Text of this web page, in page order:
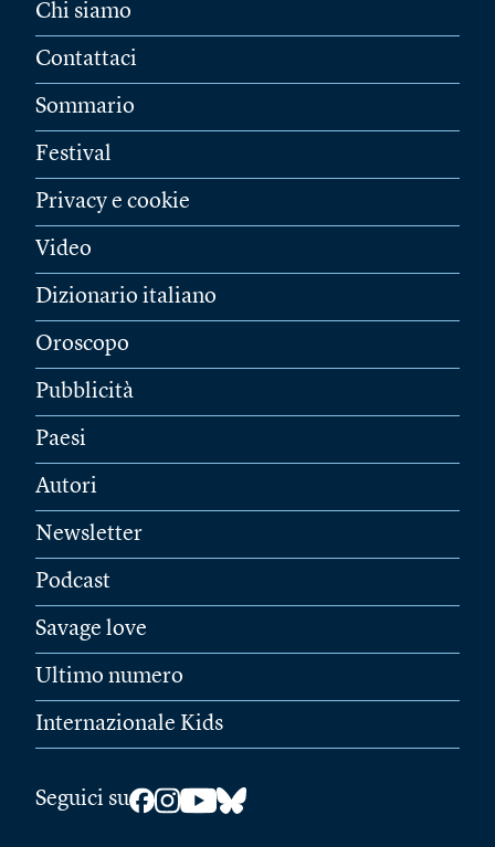
Chi siamo
Contattaci
Sommario
Festival
Privacy e cookie
Video
Dizionario italiano
Oroscopo
Pubblicità
Paesi
Autori
Newsletter
Podcast
Savage love
Ultimo numero
Internazionale Kids
Seguici su